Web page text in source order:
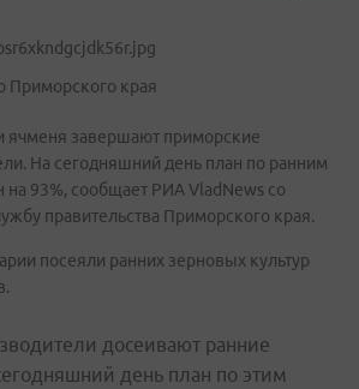
Приморского края
ячменя завершают приморские
На сегодняшний день план по ранним
93%, сообщает РИА VladNews со
правительства Приморского края.
посеяли ранних зерновых культур
досеивают ранние
день план по этим